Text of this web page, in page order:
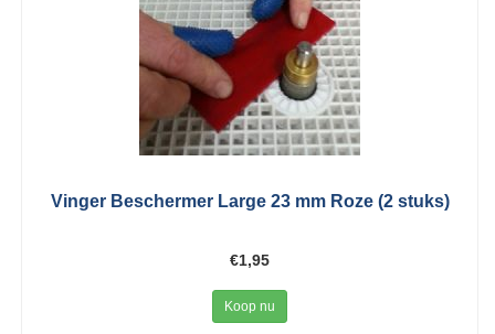
Vinger Beschermer Large 23 mm Roze (2 stuks)
€1,95
Koop nu